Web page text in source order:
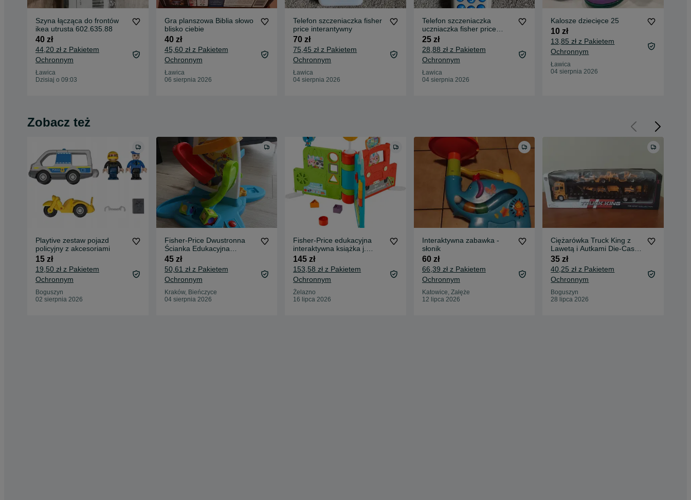
Szyna łącząca do frontów
ikea utrusta 602.635.88
40 zł
44,20 zł z Pakietem
Ochronnym
Ławica
Dzisiaj o 09:03
Gra planszowa Biblia słowo
blisko ciebie
40 zł
45,60 zł z Pakietem
Ochronnym
Ławica
06 sierpnia 2026
Telefon szczeniaczka fisher
price interantywny
70 zł
75,45 zł z Pakietem
Ochronnym
Ławica
04 sierpnia 2026
Telefon szczeniaczka
uczniaczka fisher price
angielski interantywny
25 zł
28,88 zł z Pakietem
Ochronnym
Ławica
04 sierpnia 2026
Kalosze dziecięce 25
10 zł
13,85 zł z Pakietem
Ochronnym
Ławica
04 sierpnia 2026
Zobacz też
Playtive zestaw pojazd
policyjny z akcesoriami
15 zł
19,50 zł z Pakietem
Ochronnym
Boguszyn
02 sierpnia 2026
Fisher-Price Dwustronna
Ścianka Edukacyjna
+Dźwięk Bfh57
45 zł
50,61 zł z Pakietem
Ochronnym
Kraków, Bieńczyce
04 sierpnia 2026
Fisher-Price edukacyjna
interaktywna książka j.
niemiecki od 6m do3 L
145 zł
153,58 zł z Pakietem
Ochronnym
Żelazno
16 lipca 2026
Interaktywna zabawka -
słonik
60 zł
66,39 zł z Pakietem
Ochronnym
Katowice, Załęże
12 lipca 2026
Ciężarówka Truck King z
Lawetą i Autkami Die-Cast
Metal WGT Car 3+
35 zł
40,25 zł z Pakietem
Ochronnym
Boguszyn
28 lipca 2026